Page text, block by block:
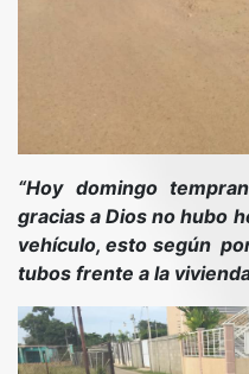
“Hoy domingo
gracias a Dios no hubo
vehículo, esto según
tubos frente a la